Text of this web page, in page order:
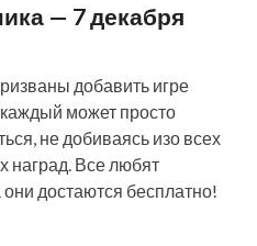
— 7 декабря
добавить игре
может просто
не добиваясь изо всех
наград. Все любят
достаются бесплатно!